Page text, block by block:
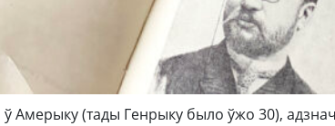
ў Амерыку (тады Генрыку было ўжо 30),